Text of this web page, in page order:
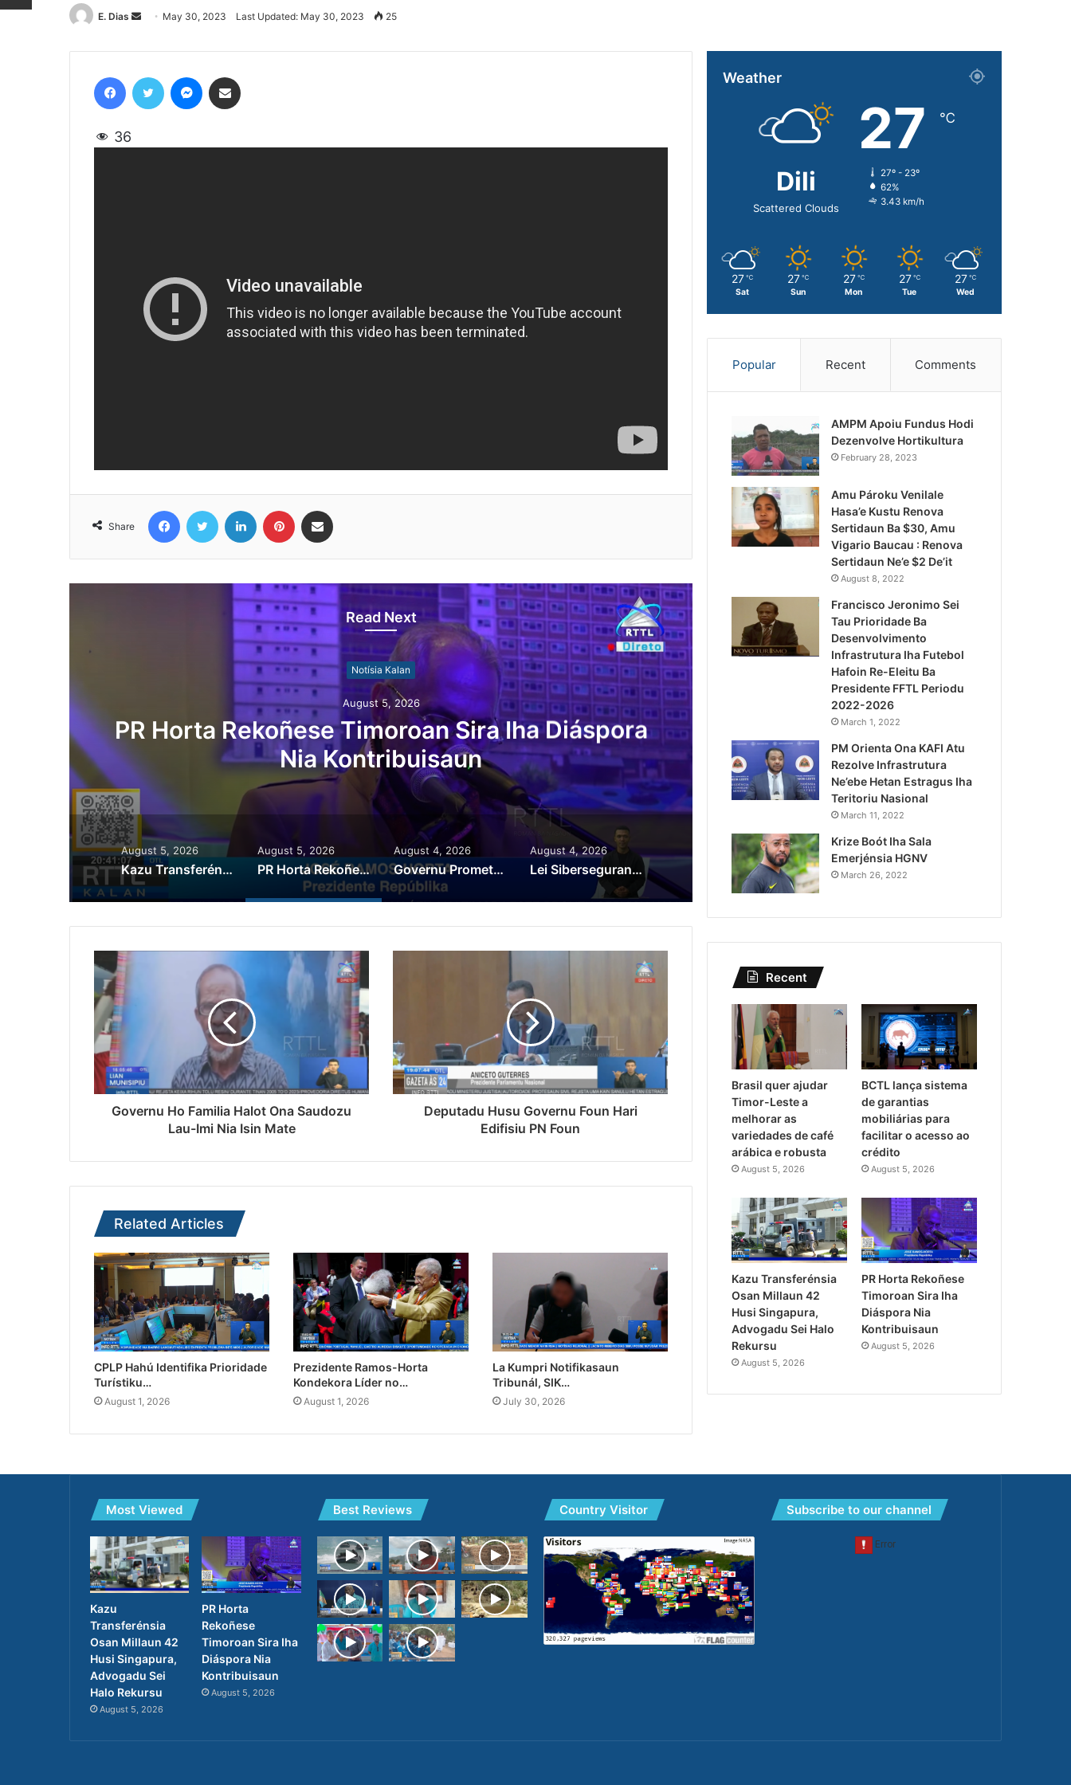
E. Dias
Send
email
May 30, 2023 Last Updated: May 30, 2023 25
36
Share
Read Next
Notísia Kalan
August 4, 2026
Governu Promete Tau Prioridade ba Setór
Minerais no Setór Produtivu
Lei Siberseguransa Ajuda
Kaptura Autór Kriminozu
Estranjeiru
August 5, 2026
Kazu Transferénsia Osan Millaun 42 Husi Singapura, Advogadu Sei Halo Rekursu
August 5, 2026
PR Horta Rekoñese Timoroan Sira Iha Diáspora Nia Kontribuisaun
August 4, 2026
Governu Promete Tau Prioridade ba Setór Minerais no Setór Produtivu
August 4, 2026
Lei Siberseguransa Ajuda Autoridade Polisiál Kaptura Autór Kriminozu ho Paradeiru Iha Estranjeiru
Governu Ho Familia Halot Ona Saudozu
Lau-Imi Nia Isin Mate
Deputadu Husu Governu Foun Hari
Edifisiu PN Foun
Related Articles
CPLP Hahú Identifika Prioridade
Turístiku…
August 1, 2026
Prezidente Ramos-Horta
Kondekora Líder no…
August 1, 2026
La Kumpri Notifikasaun
Tribunál, SIK…
July 30, 2026
Weather
Dili
Scattered Clouds
27 ℃
27º - 23º
62%
3.43 km/h
27 ℃
Sat
27 ℃
Sun
27 ℃
Mon
27 ℃
Tue
27 ℃
Wed
Popular Recent Comments
AMPM Apoiu Fundus Hodi
Dezenvolve Hortikultura
February 28, 2023
Amu Pároku Venilale
Hasa’e Kustu Renova
Sertidaun Ba $30, Amu
Vigario Baucau : Renova
Sertidaun Ne’e $2 De’it
August 8, 2022
Francisco Jeronimo Sei
Tau Prioridade Ba
Desenvolvimento
Infrastrutura Iha Futebol
Hafoin Re-Eleitu Ba
Presidente FFTL Periodu
2022-2026
March 1, 2022
PM Orienta Ona KAFI Atu
Rezolve Infrastrutura
Ne’ebe Hetan Estragus Iha
Teritoriu Nasional
March 11, 2022
Krize Boót Iha Sala
Emerjénsia HGNV
March 26, 2022
Recent
Brasil quer ajudar
Timor-Leste a
melhorar as
variedades de café
arábica e robusta
August 5, 2026
BCTL lança sistema
de garantias
mobiliárias para
facilitar o acesso ao
crédito
August 5, 2026
Kazu Transferénsia
Osan Millaun 42
Husi Singapura,
Advogadu Sei Halo
Rekursu
August 5, 2026
PR Horta Rekoñese
Timoroan Sira Iha
Diáspora Nia
Kontribuisaun
August 5, 2026
Most Viewed
Kazu
Transferénsia
Osan Millaun 42
Husi Singapura,
Advogadu Sei
Halo Rekursu
August 5, 2026
PR Horta
Rekoñese
Timoroan Sira Iha
Diáspora Nia
Kontribuisaun
August 5, 2026
Best Reviews Country Visitor Subscribe to our channel